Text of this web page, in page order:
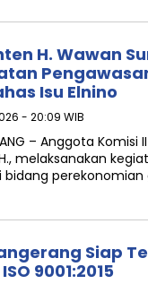
H. Wawan
Isu Elnino
- 20:09 WIB
– Anggota Komisi
melaksanakan
Siap
9001:2015